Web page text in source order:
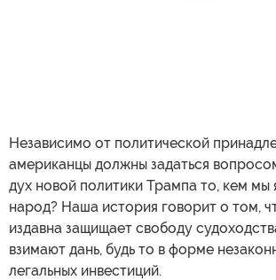
Независимо от политической
американцы должны задаться
дух новой политики Трампа то, кем мы
народ? Наша история говорит о том,
издавна защищает свободу
взимают дань, будь то в форме
легальных инвестиций.